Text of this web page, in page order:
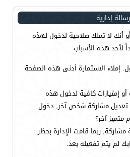
رسالة إدارية
أنك لا تملك صلاحية لدخول لهذه
لأحد هذه الأسباب:
إملاء الاستمارة أدنى هذه الصفحة
إمتيازات كافية لدخول هذه
تعديل مشاركة شخص آخر, دخول
متميز آخر؟
مشاركة, ربما قامت الإدارة بحظر
لم يتم تفعيله بعد.